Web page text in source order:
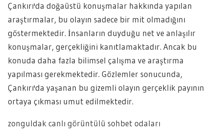
Çankırı'da doğaüstü konuşmalar hakkında yapılan
araştırmalar, bu olayın sadece bir mit olmadığını
göstermektedir. İnsanların duyduğu net ve anlaşılır
konuşmalar, gerçekliğini kanıtlamaktadır. Ancak bu
konuda daha fazla bilimsel çalışma ve araştırma
yapılması gerekmektedir. Gözlemler sonucunda,
Çankırı'da yaşanan bu gizemli olayın gerçeklik payının
ortaya çıkması umut edilmektedir.
zonguldak canlı görüntülü sohbet odaları